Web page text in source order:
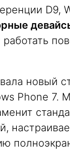
D9,
работать
новый
Phone 7.